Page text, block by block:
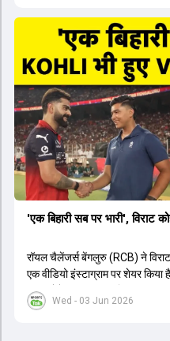
स्ट्राइक रेट के साथ मोस्ट वैल्युएबल
और बेंगलुरु के प्रदर्शन के साथ-साथ
के आंकड़ों का भी विश्लेषण किया गया
Wed - 03 Jun 2026
'एक बिहारी सब पर भारी', विराट
रॉयल चैलेंजर्स बेंगलुरु (RCB) ने
एक वीडियो इंस्टाग्राम पर शेयर किया
सलाह देते हुए कहा, 'एक बिहारी सब
पर विश्वास रखने और नकारात्मक